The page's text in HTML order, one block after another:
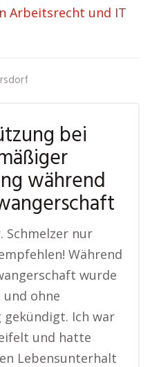
Arbeitsrecht und IT
bei
während
Schmelzer nur
Während
wurde
ohne
gekündigt. Ich war
und hatte
Lebensunterhalt